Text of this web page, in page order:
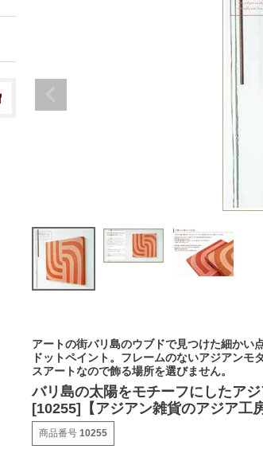
アートの街バリ島のウブドで見つけた細かい
ドットペイント。フレームのないアジアンモ
スアートなので飾る場所を選びません。
バリ島の太陽をモチーフにしたアジ
[10255]【アジアン雑貨のアジア工
商品番号 10255